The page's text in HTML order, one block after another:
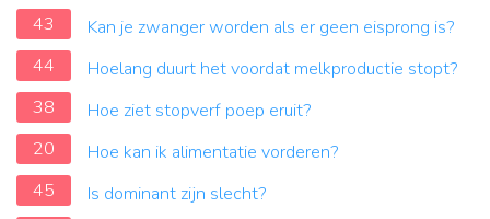
43
Kan je zwanger worden als er geen eisprong is?
44
Hoelang duurt het voordat melkproductie stopt?
38
Hoe ziet stopverf poep eruit?
20
Hoe kan ik alimentatie vorderen?
45
Is dominant zijn slecht?